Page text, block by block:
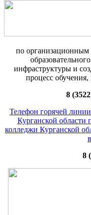
по организационным
инфраструктуры и
процесс обучения,
8
Телефон горячей
Курганской
колледжи Курганской
8